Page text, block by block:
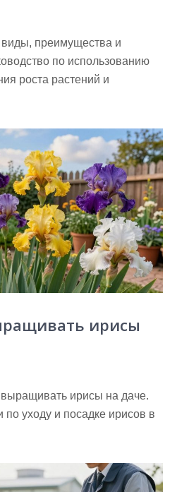
виды, преимущества и
по использованию
роста растений и
ирисы
выращивать ирисы на даче.
уходу и посадке ирисов в